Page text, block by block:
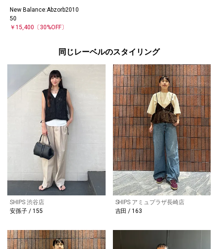
New Balance:Abzorb2010
50
￥15,400 〔30%OFF〕
同じレーベルのスタイリング
SHIPS 渋谷店
安孫子 / 155
SHIPS アミュプラザ長崎店
吉田 / 163